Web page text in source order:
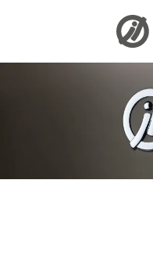
Skip to main content